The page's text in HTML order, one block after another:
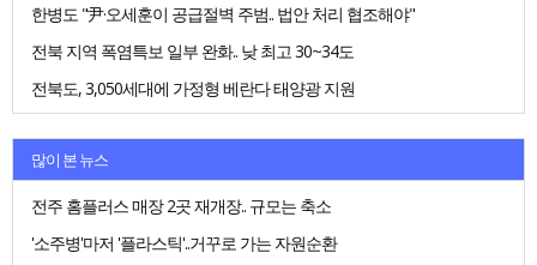
한병도 "尹·오세훈이 공급절벽 주범.. 법안 처리 협조해야"
전북 지역 폭염특보 일부 완화.. 낮 최고 30~34도
전북도, 3,050세대에 가정형 베란다 태양광 지원
많이 본 뉴스
전주 홈플러스 매장 2곳 재개장.. 규모는 축소
'소주병'마저 '플라스틱'..거꾸로 가는 자원순환